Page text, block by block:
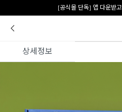
[공식몰 단독] 앱 다운받고
상세정보